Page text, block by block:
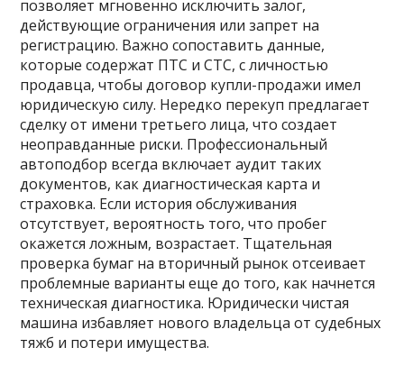
позволяет мгновенно исключить залог,
действующие ограничения или запрет на
регистрацию. Важно сопоставить данные,
которые содержат ПТС и СТС, с личностью
продавца, чтобы договор купли-продажи имел
юридическую силу. Нередко перекуп предлагает
сделку от имени третьего лица, что создает
неоправданные риски. Профессиональный
автоподбор всегда включает аудит таких
документов, как диагностическая карта и
страховка. Если история обслуживания
отсутствует, вероятность того, что пробег
окажется ложным, возрастает. Тщательная
проверка бумаг на вторичный рынок отсеивает
проблемные варианты еще до того, как начнется
техническая диагностика. Юридически чистая
машина избавляет нового владельца от судебных
тяжб и потери имущества.